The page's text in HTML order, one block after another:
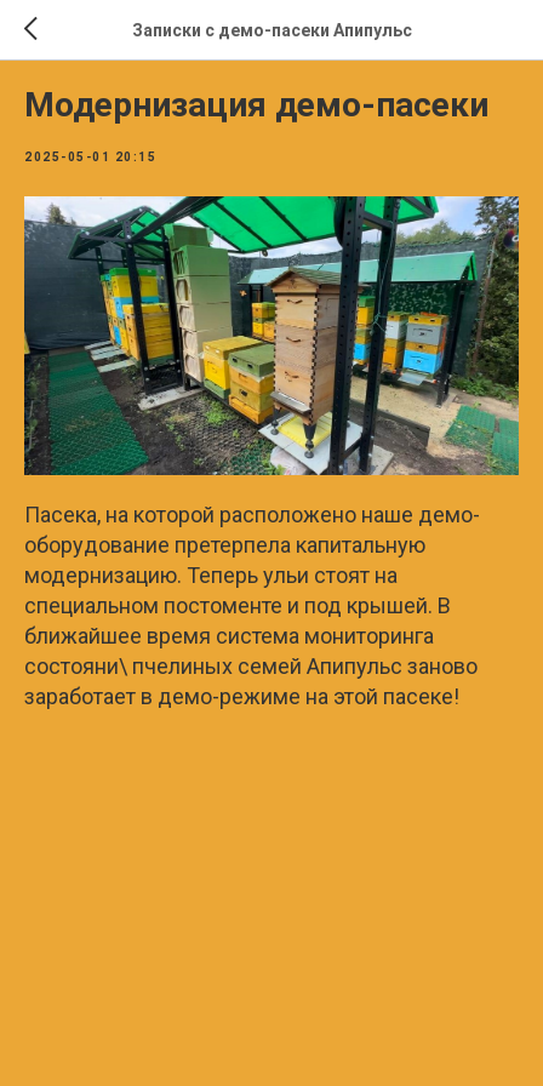
Записки с демо-пасеки Апипульс
Модернизация демо-пасеки
2025-05-01 20:15
Пасека, на которой расположено наше демо-
оборудование претерпела капитальную
модернизацию. Теперь ульи стоят на
специальном постоменте и под крышей. В
ближайшее время система мониторинга
состояни\ пчелиных семей Апипульс заново
заработает в демо-режиме на этой пасеке!